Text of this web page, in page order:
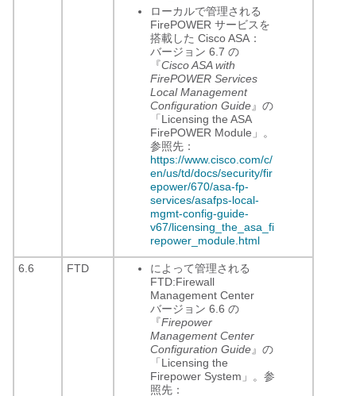
ローカルで管理される
FirePOWER サービスを
搭載した Cisco ASA：
バージョン 6.7 の
『Cisco ASA with
FirePOWER Services
Local Management
Configuration Guide』の
「Licensing the ASA
FirePOWER Module」。
参照先：
https://www.cisco.com/c/
en/us/td/docs/security/fir
epower/670/asa-fp-
services/asafps-local-
mgmt-config-guide-
v67/licensing_the_asa_fi
repower_module.html
6.6 FTD
によって管理される
FTD:Firewall
Management Center
バージョン 6.6 の
『Firepower
Management Center
Configuration Guide』の
「Licensing the
Firepower System」。参
照先：